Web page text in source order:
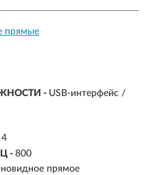
прямые
- USB-интерфейс /
4
- 800
прямое